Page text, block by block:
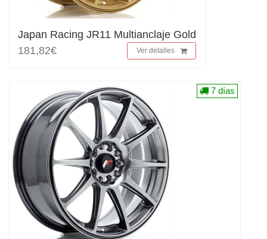
Japan Racing JR11 Multianclaje Gold
181,82€
Ver detalles
7 días